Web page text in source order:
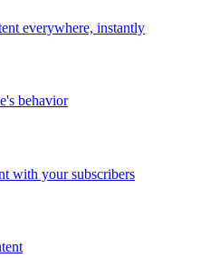
everywhere, instantly
behavior
with your subscribers